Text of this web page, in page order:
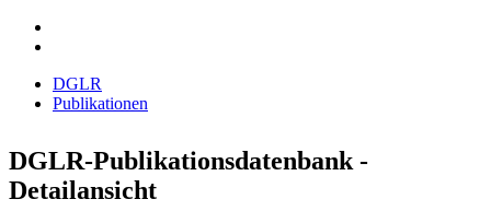
DGLR
Publikationen
DGLR-Publikationsdatenbank -
Detailansicht